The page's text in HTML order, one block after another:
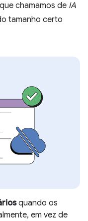
chamamos de IA
tamanho certo
quando os
em vez de